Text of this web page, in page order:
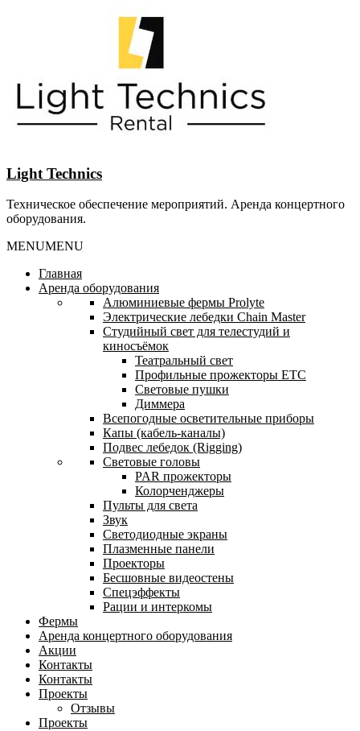
Light Technics
Техническое обеспечение мероприятий. Аренда концертного
оборудования.
MENUMENU
Главная
Аренда оборудования
Алюминиевые фермы Prolyte
Электрические лебедки Chain Master
Студийный свет для телестудий и
киносъёмок
Театральный свет
Профильные прожекторы ETC
Световые пушки
Диммера
Всепогодные осветительные приборы
Капы (кабель-каналы)
Подвес лебедок (Rigging)
Световые головы
PAR прожекторы
Колорченджеры
Пульты для света
Звук
Светодиодные экраны
Плазменные панели
Проекторы
Бесшовные видеостены
Спецэффекты
Рации и интеркомы
Фермы
Аренда концертного оборудования
Акции
Контакты
Контакты
Проекты
Отзывы
Проекты